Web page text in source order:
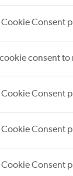
Cookie
cookie consent
Cookie
Cookie
Cookie